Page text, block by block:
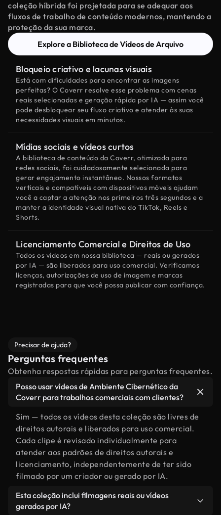
coleção híbrida foi projetada para se adequar aos
fluxos de trabalho de conteúdo modernos, mantendo a
proteção da sua marca.
Explore a Biblioteca de Vídeos de Arquivo
Bloqueio criativo e lacunas visuais
Está com dificuldades para encontrar as imagens
perfeitas? O Coverr resolve esse problema com cenas
reais selecionadas e geração rápida por IA — assim você
pode desbloquear seu fluxo criativo e atender às suas
necessidades visuais em minutos.
Mídias sociais e vídeos curtos
A biblioteca de conteúdo da Coverr, otimizada para
redes sociais, foi cuidadosamente selecionada para
gerar engajamento instantâneo. Nossos formatos
verticais e compatíveis com dispositivos móveis ajudam
você a captar a atenção nos primeiros três segundos e a
manter a identidade visual nativa do TikTok, Reels e
Shorts.
Licenciamento Comercial e Direitos de Uso
Todos os vídeos em nossa biblioteca — reais ou gerados
por IA — são liberados para uso comercial. Verificamos
licenças, autorizações de uso de imagem e marcas
registradas para que você possa publicar com confiança.
Precisar de ajuda?
Perguntas frequentes
Obtenha respostas rápidas para perguntas frequentes.
Posso usar vídeos de Ambiente Cibernético da
Coverr para trabalhos comerciais com clientes?
Sim — todos os vídeos desta coleção são livres de
direitos autorais e liberados para uso comercial.
Cada clipe é revisado individualmente para
atender aos padrões de direitos autorais e
licenciamento, independentemente de ter sido
filmado por um criador ou gerado por IA.
Esta coleção inclui filmagens reais ou vídeos
gerados por IA?